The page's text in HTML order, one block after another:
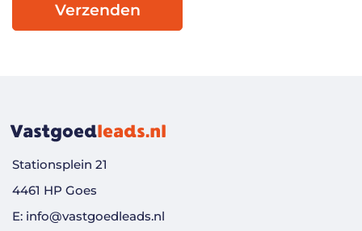
Verzenden
Stationsplein 21
4461 HP Goes
E: info@vastgoedleads.nl